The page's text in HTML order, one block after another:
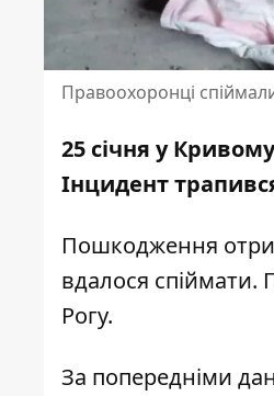
Правоохоронці
25 січня у
Інцидент
Пошкодження
вдалося спіймати.
Рогу.
За попередніми